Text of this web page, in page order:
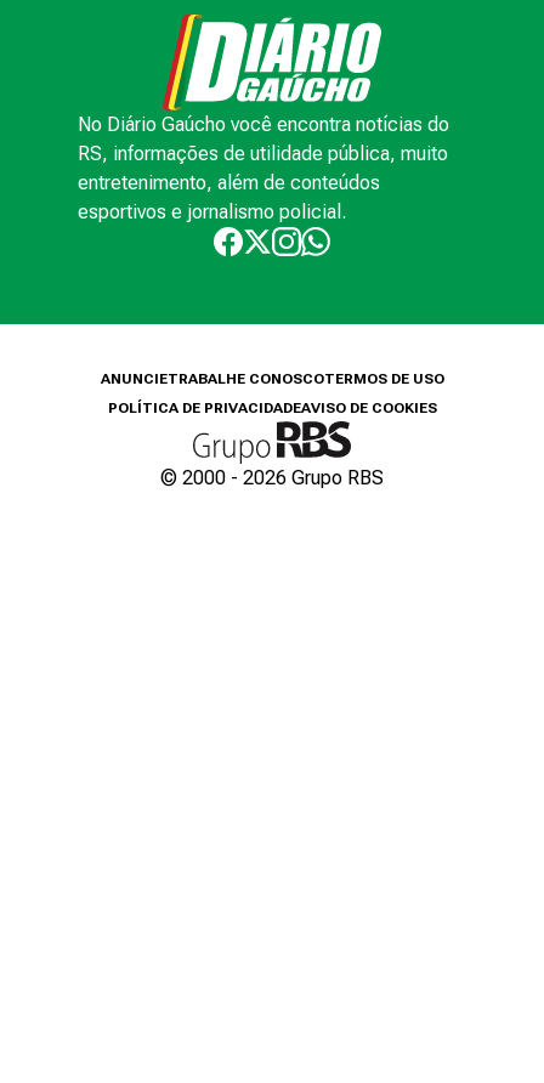
No Diário Gaúcho você encontra notícias do
RS, informações de utilidade pública, muito
entretenimento, além de conteúdos
esportivos e jornalismo policial.
ANUNCIETRABALHE CONOSCOTERMOS DE USO
POLÍTICA DE PRIVACIDADEAVISO DE COOKIES
© 2000 - 2026 Grupo RBS